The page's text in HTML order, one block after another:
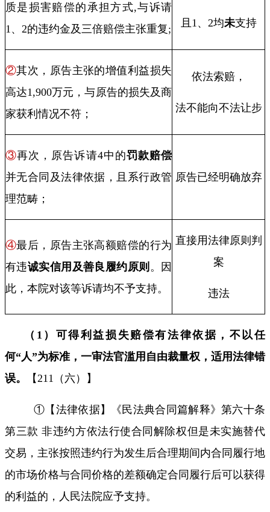
质是损害赔偿的承担方式,与诉请
1 、 2的违约金及三倍赔偿主张重复; 且 1 、 2均未支持
②其次，原告主张的增值利益损失
高达1,900万元，与原告的损失及商
家获利情况不符；
依法索赔，
法不能向不法让步
③再次，原告诉请4中的罚款赔偿
并无合同及法律依据，且系行政管
理范畴；
原告已经明确放弃
④最后，原告主张高额赔偿的行为
有违诚实信用及善良履约原则 。因
此，本院对该等诉请均不予支持。
直接用法律原则判
案
违法
（ 1 ）可得利益损失赔偿有法律依据，不以任
何“人”为标准，一审法官滥用自由裁量权，适用法律错
误。
【 211 （六）】
①【法律依据】《民法典合同篇解释》第六十条
第三款 非违约方依法行使合同解除权但是未实施替代
交易，主张按照违约行为发生后合理期间内合同履行地
的市场价格与合同价格的差额确定合同履行后可以获得
的利益的，人民法院应予支持。